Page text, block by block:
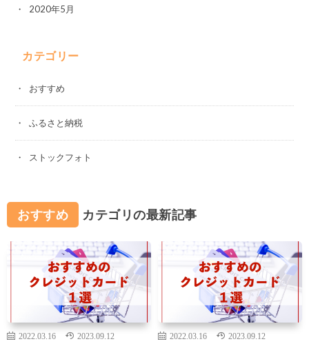
2020年5月
カテゴリー
おすすめ
ふるさと納税
ストックフォト
おすすめ カテゴリの最新記事
2022.03.16 2023.09.12 2022.03.16 2023.09.12